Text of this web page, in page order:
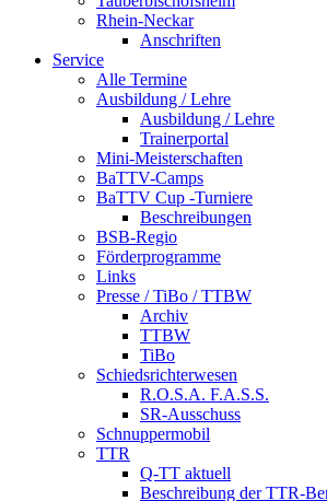
Rhein-Neckar
Anschriften
Service
Alle Termine
Ausbildung / Lehre
Ausbildung / Lehre
Trainerportal
Mini-Meisterschaften
BaTTV-Camps
BaTTV Cup -Turniere
Beschreibungen
BSB-Regio
Förderprogramme
Links
Presse / TiBo / TTBW
Archiv
TTBW
TiBo
Schiedsrichterwesen
R.O.S.A. F.A.S.S.
SR-Ausschuss
Schnuppermobil
TTR
Q-TT aktuell
Beschreibung der TTR-